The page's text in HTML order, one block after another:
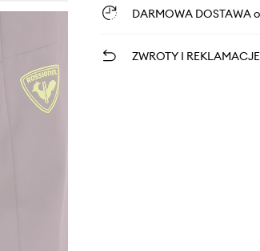
DARMOWA DOSTAWA
ZWROTY I REKLAMACJE